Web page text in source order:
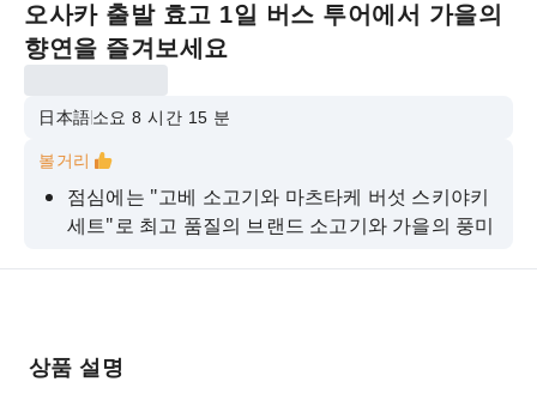
오사카 출발 효고 1일 버스 투어에서 가을의
향연을 즐겨보세요
日本語소요 8 시간 15 분
볼거리
점심에는 "고베 소고기와 마츠타케 버섯 스키야키
세트"로 최고 품질의 브랜드 소고기와 가을의 풍미
여유로운 속도로 아리마 온천의 향수 어린 거리를
상품 설명